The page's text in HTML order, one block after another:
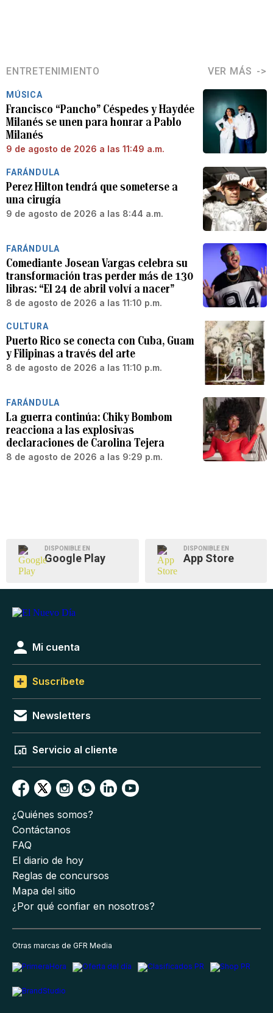
ENTRETENIMIENTO VER MÁS
MÚSICA
Francisco “Pancho” Céspedes y Haydée
Milanés se unen para honrar a Pablo
Milanés
9 de agosto de 2026 a las 11:49 a.m.
FARÁNDULA
Perez Hilton tendrá que someterse a
una cirugía
9 de agosto de 2026 a las 8:44 a.m.
FARÁNDULA
Comediante Josean Vargas celebra su
transformación tras perder más de 130
libras: “El 24 de abril volví a nacer”
8 de agosto de 2026 a las 11:10 p.m.
CULTURA
Puerto Rico se conecta con Cuba, Guam
y Filipinas a través del arte
8 de agosto de 2026 a las 11:10 p.m.
FARÁNDULA
La guerra continúa: Chiky Bombom
reacciona a las explosivas
declaraciones de Carolina Tejera
8 de agosto de 2026 a las 9:29 p.m.
DISPONIBLE EN
Google Play
DISPONIBLE EN
App Store
Mi cuenta
Suscríbete
Newsletters
Servicio al cliente
¿Quiénes somos?
Contáctanos
FAQ
El diario de hoy
Reglas de concursos
Mapa del sitio
¿Por qué confiar en nosotros?
Otras marcas de GFR Media